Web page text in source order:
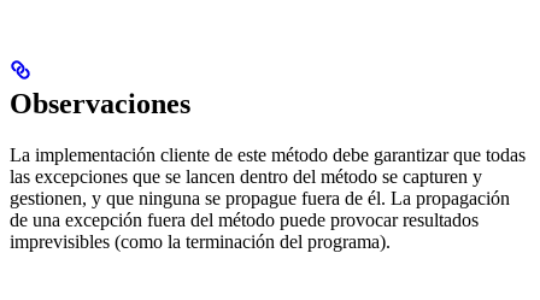
Observaciones
La implementación cliente de este método debe garantizar que todas
las excepciones que se lancen dentro del método se capturen y
gestionen, y que ninguna se propague fuera de él. La propagación
de una excepción fuera del método puede provocar resultados
imprevisibles (como la terminación del programa).